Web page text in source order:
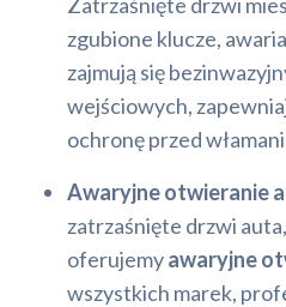
zgubione klucze,
zajmują się
wejściowych,
ochronę przed
Awaryjne otwieranie
zatrzaśnięte drzwi
oferujemyawaryjne
wszystkich marek,